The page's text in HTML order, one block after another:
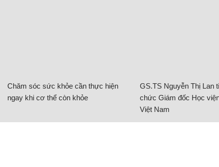
Chăm sóc sức khỏe cần thực hiện
ngay khi cơ thể còn khỏe
GS.TS Nguyễn Thị Lan
chức Giám đốc Học
Việt Nam